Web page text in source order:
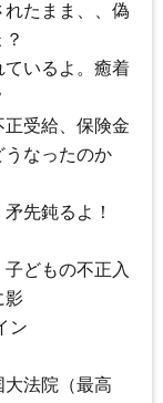
たまま、、偽
いるよ。癒着
受給、保険金
うなったのか
先鈍るよ！
どもの不正入
影
ン
大法院（最高